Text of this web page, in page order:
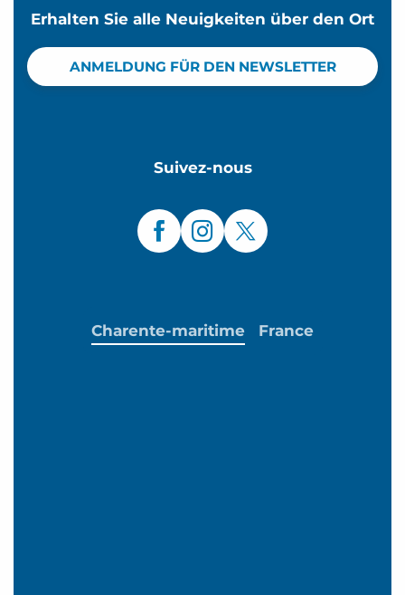
Erhalten Sie alle Neuigkeiten über den Ort
ANMELDUNG FÜR DEN NEWSLETTER
Suivez-nous
Charente-maritime France